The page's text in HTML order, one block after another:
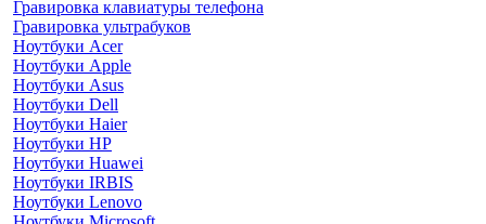
Гравировка клавиатуры телефона
Гравировка ультрабуков
Ноутбуки Acer
Ноутбуки Apple
Ноутбуки Asus
Ноутбуки Dell
Ноутбуки Haier
Ноутбуки HP
Ноутбуки Huawei
Ноутбуки IRBIS
Ноутбуки Lenovo